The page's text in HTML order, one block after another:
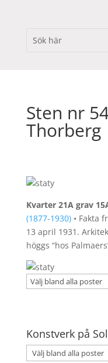
Sten nr
Thorberg
Kvarter 21A grav
(1877-1930)• Fakta
13 april 1931.
höggs “hos
Konstverk på